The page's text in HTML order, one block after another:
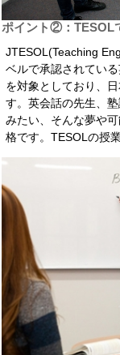
ポイント②：TESOL
JTESOL(Teaching
ベルで承認されてい
を対象としており、
す。英会話の先生、
みたい、そんな夢や
格です。TESOLの授